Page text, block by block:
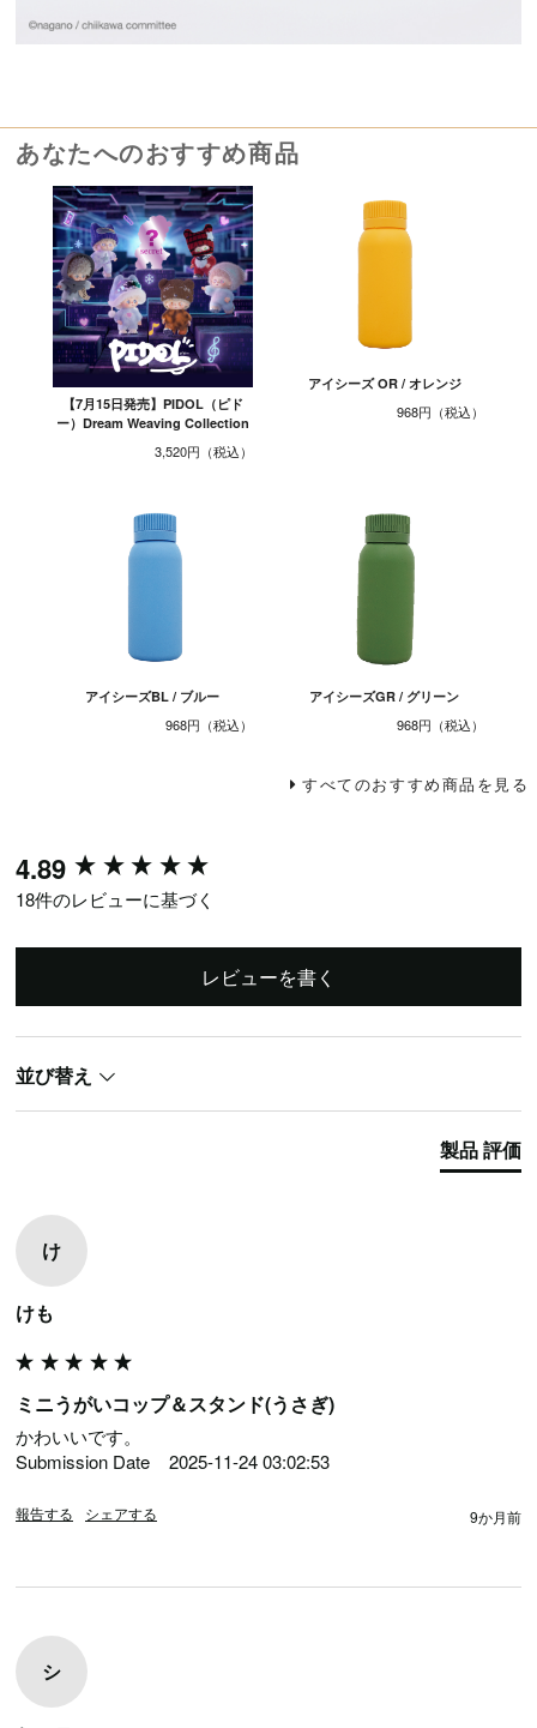
あなたへのおすすめ商品
【7月15日発売】PIDOL（ピド
ー）Dream Weaving Collection
3,520円
アイシーズ OR / オレンジ
968円
アイシーズBL / ブルー
968円
アイシーズGR / グリーン
968円
すべてのおすすめ商品を見る
4.89
18件のレビューに基づく
レビューを書く
並び替え
製品 評価
け
けも
ミニうがいコップ＆スタンド(うさぎ)
かわいいです。
Submission Date	2025-11-24 03:02:53
報告する シェアする 9か月前
シ
New content loaded